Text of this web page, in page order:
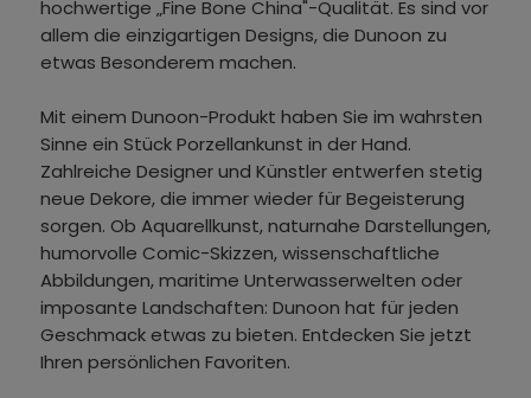
hochwertige „Fine Bone China"-Qualität. Es sind vor
allem die einzigartigen Designs, die Dunoon zu
etwas Besonderem machen.
Mit einem Dunoon-Produkt haben Sie im wahrsten
Sinne ein Stück Porzellankunst in der Hand.
Zahlreiche Designer und Künstler entwerfen stetig
neue Dekore, die immer wieder für Begeisterung
sorgen. Ob Aquarellkunst, naturnahe Darstellungen,
humorvolle Comic-Skizzen, wissenschaftliche
Abbildungen, maritime Unterwasserwelten oder
imposante Landschaften: Dunoon hat für jeden
Geschmack etwas zu bieten. Entdecken Sie jetzt
Ihren persönlichen Favoriten.